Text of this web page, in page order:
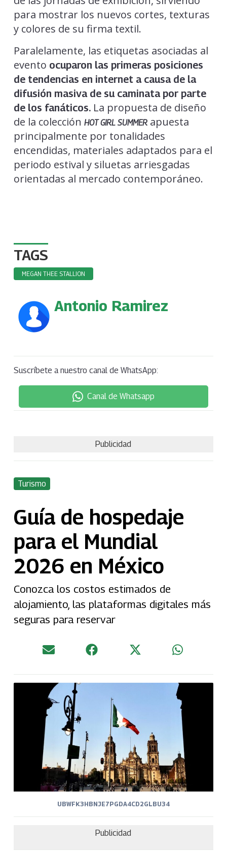
para mostrar los nuevos cortes, texturas
y colores de su firma textil.
Paralelamente, las etiquetas asociadas al
evento ocuparon las primeras posiciones
de tendencias en internet a causa de la
difusión masiva de su caminata por parte
de los fanáticos.La propuesta de diseño
de la colección HOT GIRL SUMMERapuesta
principalmente por tonalidades
encendidas, materiales adaptados para el
periodo estival y siluetas arriesgadas
orientadas al mercado contemporáneo.
TAGS
MEGAN THEE STALLION
Antonio Ramirez
Suscríbete a nuestro canal de WhatsApp:
Canal de Whatsapp
Publicidad
Turismo
Guía de hospedaje
para el Mundial
2026 en México
Conozca los costos estimados de
alojamiento, las plataformas digitales más
seguras para reservar
UBWFK3HBNJE7PGDA4CD2GLBU34
Publicidad